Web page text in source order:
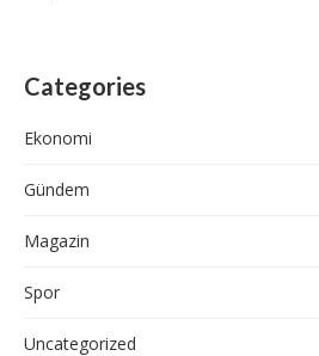
Categories
Ekonomi
Gündem
Magazin
Spor
Uncategorized